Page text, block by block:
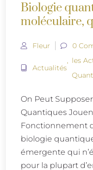
Biologie
moléculaire,
Fleur 0
Actualités
, les
On Peut
Quantiques
Fonctionnement
biologie
émergente qui
pour la plupart